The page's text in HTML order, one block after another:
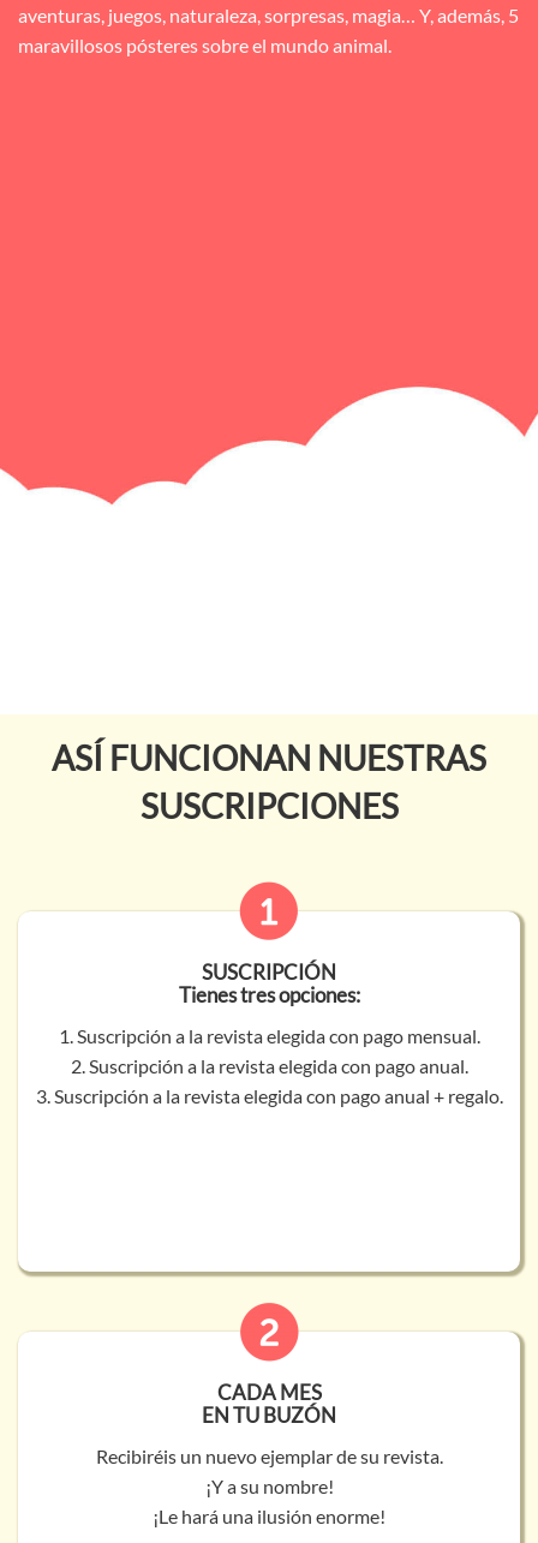
aventuras, juegos, naturaleza, sorpresas, magia… Y, además, 5
maravillosos pósteres sobre el mundo animal.
ASÍ FUNCIONAN NUESTRAS
SUSCRIPCIONES
SUSCRIPCIÓN
Tienes tres opciones:
1. Suscripción a la revista elegida con pago mensual.
2. Suscripción a la revista elegida con pago anual.
3. Suscripción a la revista elegida con pago anual + regalo.
CADA MES
EN TU BUZÓN
Recibiréis un nuevo ejemplar de su revista.
¡Y a su nombre!
¡Le hará una ilusión enorme!